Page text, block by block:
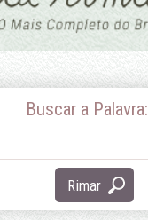
Buscar a Palavra:
Rimar